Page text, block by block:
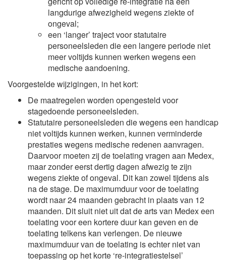
langdurige afwezigheid wegens ziekte of
ongeval;
een ‘langer’ traject voor statutaire
personeelsleden die een langere periode niet
meer voltijds kunnen werken wegens een
medische aandoening.
Voorgestelde wijzigingen, in het kort:
De maatregelen worden opengesteld voor
stagedoende personeelsleden.
Statutaire personeelsleden die wegens een handicap
niet voltijds kunnen werken, kunnen verminderde
prestaties wegens medische redenen aanvragen.
Daarvoor moeten zij de toelating vragen aan Medex,
maar zonder eerst dertig dagen afwezig te zijn
wegens ziekte of ongeval. Dit kan zowel tijdens als
na de stage. De maximumduur voor de toelating
wordt naar 24 maanden gebracht in plaats van 12
maanden. Dit sluit niet uit dat de arts van Medex een
toelating voor een kortere duur kan geven en de
toelating telkens kan verlengen. De nieuwe
maximumduur van de toelating is echter niet van
toepassing op het korte ‘re-integratiestelsel’